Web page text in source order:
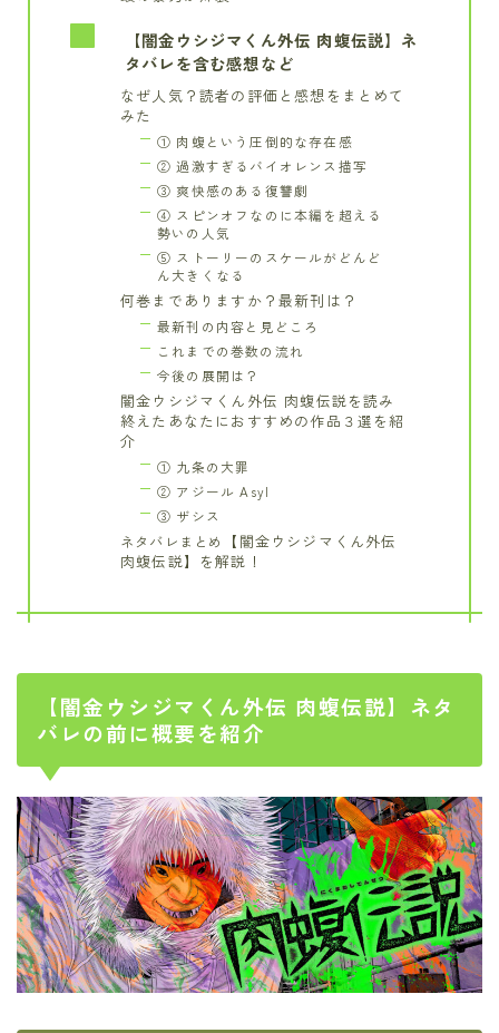
【闇金ウシジマくん外伝 肉蝮伝説】ネ
タバレを含む感想など
なぜ人気？読者の評価と感想をまとめて
みた
① 肉蝮という圧倒的な存在感
② 過激すぎるバイオレンス描写
③ 爽快感のある復讐劇
④ スピンオフなのに本編を超える
勢いの人気
⑤ ストーリーのスケールがどんど
ん大きくなる
何巻までありますか？最新刊は？
最新刊の内容と見どころ
これまでの巻数の流れ
今後の展開は？
闇金ウシジマくん外伝 肉蝮伝説を読み
終えたあなたにおすすめの作品３選を紹
介
① 九条の大罪
② アジール Asyl
③ ザシス
ネタバレまとめ
【闇金ウシジマくん外伝
肉蝮伝説】を解説！
【闇金ウシジマくん外伝 肉蝮伝説】ネタ
バレの前に概要を紹介